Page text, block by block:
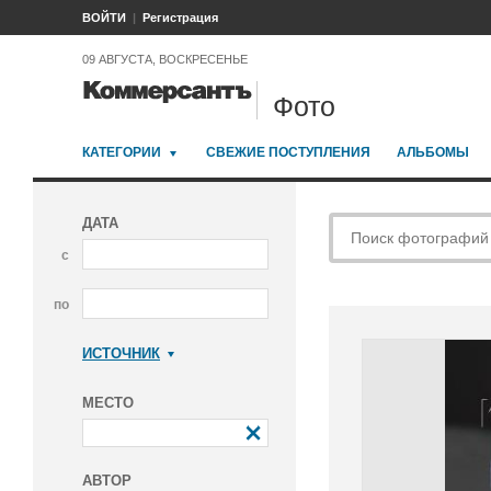
ВОЙТИ Регистрация
09 АВГУСТА, ВОСКРЕСЕНЬЕ
Фото
КАТЕГОРИИ СВЕЖИЕ ПОСТУПЛЕНИЯ АЛЬБОМЫ
ДАТА
с
по
ИСТОЧНИК
МЕСТО
АВТОР